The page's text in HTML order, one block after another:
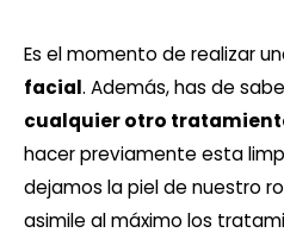
Es el momento de realizar
facial. Además, has de
cualquier otro
hacer previamente esta
dejamos la piel de nuestro
asimile al máximo los